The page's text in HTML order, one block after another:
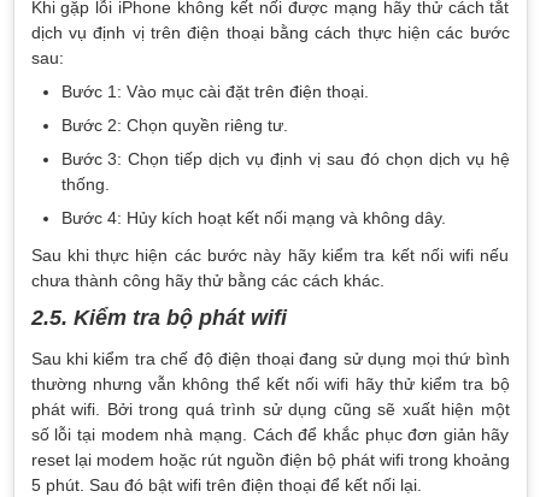
Khi gặp lỗi iPhone không kết nối được mạng hãy thử cách tắt
dịch vụ định vị trên điện thoại bằng cách thực hiện các bước
sau:
Bước 1: Vào mục cài đặt trên điện thoại.
Bước 2: Chọn quyền riêng tư.
Bước 3: Chọn tiếp dịch vụ định vị sau đó chọn dịch vụ hệ
thống.
Bước 4: Hủy kích hoạt kết nối mạng và không dây.
Sau khi thực hiện các bước này hãy kiểm tra kết nối wifi nếu
chưa thành công hãy thử bằng các cách khác.
2.5. Kiểm tra bộ phát wifi
Sau khi kiểm tra chế độ điện thoại đang sử dụng mọi thứ bình
thường nhưng vẫn không thể kết nối wifi hãy thử kiểm tra bộ
phát wifi. Bởi trong quá trình sử dụng cũng sẽ xuất hiện một
số lỗi tại modem nhà mạng. Cách để khắc phục đơn giản hãy
reset lại modem hoặc rút nguồn điện bộ phát wifi trong khoảng
5 phút. Sau đó bật wifi trên điện thoại để kết nối lại.